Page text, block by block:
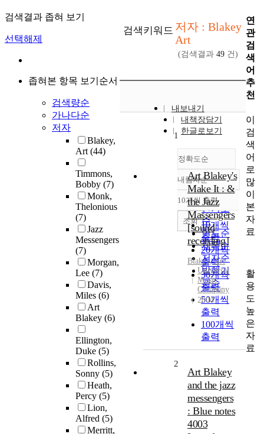
검색결과 좁혀 보기
선택해제
좁혀본 항목 보기순서
검색량순
가나다순
저자
Blakey,
Art(44)
Timmons,
Bobby (7)
Monk,
Thelonious
(7)
Jazz
Messengers
(7)
Morgan,
Lee (7)
Davis,
Miles (6)
Art
Blakey (6)
Ellington,
Duke (5)
Rollins,
Sonny (5)
Heath,
Percy (5)
Lion,
Alfred (5)
Merritt,
검색키워드 저자 : Blakey
Art
(검색결과 49 건)
내보내기
내책장담기
한글로보기
정확도순
정확도
순
인기도
순
연도순
제목순
저자순
발행기
관순
내림차순
내림차순
10개씩 출력
10개씩
출력
20개씩
출력
30개씩
출력
50개씩
출력
100개씩
출력
조회
1
Art Blakey's
Make It : &
the Jazz
Massengers
[sound
recording]
Blakey,Art
Universal
Music
Company
2004
2
Art Blakey
and the jazz
messengers
: Blue notes
4003
연
관
검
색
어
추
천
이
검
색
어
로
많
이
본
자
료
활
용
도
높
은
자
료